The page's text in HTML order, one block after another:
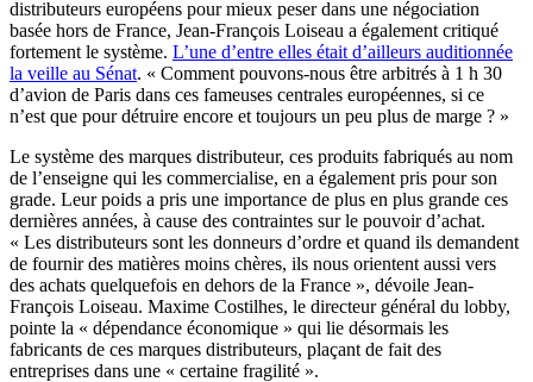
distributeurs européens pour mieux peser dans une négociation
basée hors de France, Jean-François Loiseau a également critiqué
fortement le système. L’une d’entre elles était d’ailleurs auditionnée
la veille au Sénat. « Comment pouvons-nous être arbitrés à 1 h 30
d’avion de Paris dans ces fameuses centrales européennes, si ce
n’est que pour détruire encore et toujours un peu plus de marge ? »
Le système des marques distributeur, ces produits fabriqués au nom
de l’enseigne qui les commercialise, en a également pris pour son
grade. Leur poids a pris une importance de plus en plus grande ces
dernières années, à cause des contraintes sur le pouvoir d’achat.
« Les distributeurs sont les donneurs d’ordre et quand ils demandent
de fournir des matières moins chères, ils nous orientent aussi vers
des achats quelquefois en dehors de la France », dévoile Jean-
François Loiseau. Maxime Costilhes, le directeur général du lobby,
pointe la « dépendance économique » qui lie désormais les
fabricants de ces marques distributeurs, plaçant de fait des
entreprises dans une « certaine fragilité ».